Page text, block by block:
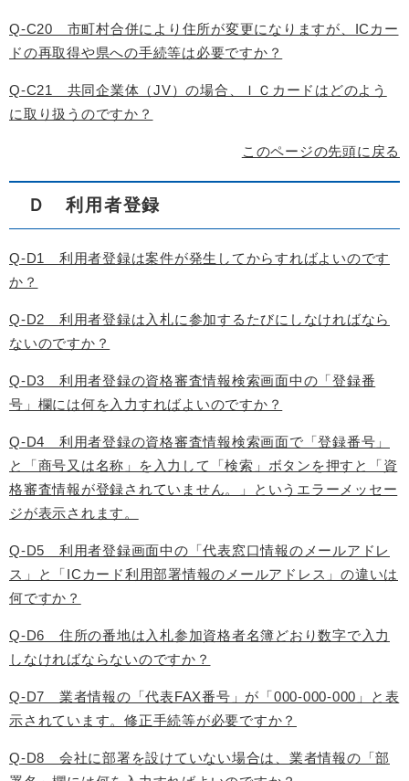
Q-C20 市町村合併により住所が変更になりますが、ICカー
ドの再取得や県への手続等は必要ですか？
Q-C21 共同企業体（JV）の場合、ＩＣカードはどのよう
に取り扱うのですか？
このページの先頭に戻る
Ｄ 利用者登録
Q-D1 利用者登録は案件が発生してからすればよいのです
か？
Q-D2 利用者登録は入札に参加するたびにしなければなら
ないのですか？
Q-D3 利用者登録の資格審査情報検索画面中の「登録番
号」欄には何を入力すればよいのですか？
Q-D4 利用者登録の資格審査情報検索画面で「登録番号」
と「商号又は名称」を入力して「検索」ボタンを押すと「資
格審査情報が登録されていません。」というエラーメッセー
ジが表示されます。
Q-D5 利用者登録画面中の「代表窓口情報のメールアドレ
ス」と「ICカード利用部署情報のメールアドレス」の違いは
何ですか？
Q-D6 住所の番地は入札参加資格者名簿どおり数字で入力
しなければならないのですか？
Q-D7 業者情報の「代表FAX番号」が「000-000-000」と表
示されています。修正手続等が必要ですか？
Q-D8 会社に部署を設けていない場合は、業者情報の「部